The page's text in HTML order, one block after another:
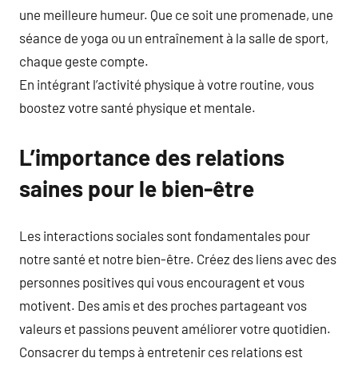
une meilleure humeur. Que ce soit une promenade, une
séance de yoga ou un entraînement à la salle de sport,
chaque geste compte.
En intégrant l’activité physique à votre routine, vous
boostez votre santé physique et mentale.
L’importance des relations
saines pour le bien-être
Les interactions sociales sont fondamentales pour
notre santé et notre bien-être. Créez des liens avec des
personnes positives qui vous encouragent et vous
motivent. Des amis et des proches partageant vos
valeurs et passions peuvent améliorer votre quotidien.
Consacrer du temps à entretenir ces relations est